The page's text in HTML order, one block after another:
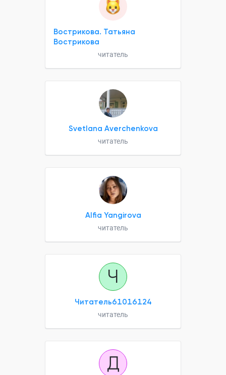
Вострикова. Татьяна
Вострикова
читатель
Svetlana Averchenkova
читатель
Alfia Yangirova
читатель
Ч
Читатель61016124
читатель
Д